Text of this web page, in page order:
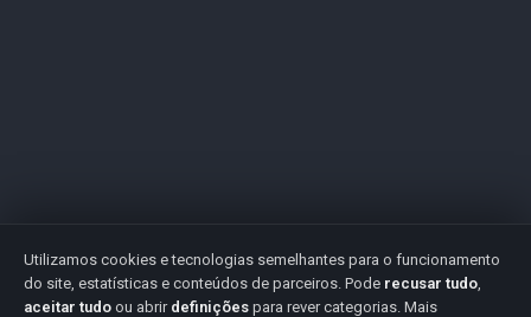
Utilizamos cookies e tecnologias semelhantes para o funcionamento
do site, estatísticas e conteúdos de parceiros. Pode recusar tudo,
aceitar tudo ou abrir definições para rever categorias. Mais